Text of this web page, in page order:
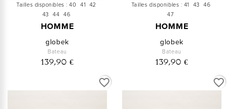
Tailles disponibles : 40 41 42
43 44 46
HOMME
globek
Bateau
139,90 €
Tailles disponibles : 41 43 46
47
HOMME
globek
Bateau
139,90 €
favorite_border favorite_border